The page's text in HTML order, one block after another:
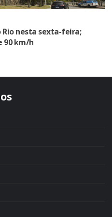
nesta sexta-feira;
90 km/h